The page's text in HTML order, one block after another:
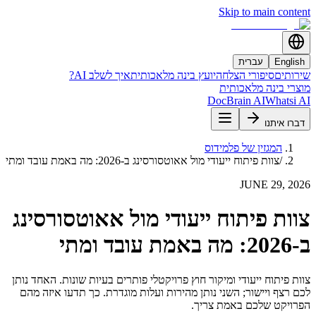
Skip to main content
English עברית
שירותיםסיפורי הצלחהיועץ בינה מלאכותיתאיך לשלב AI?
מוצרי בינה מלאכותית
DocBrain AIWhatsi AI
דברו איתנו
המגזין של פלמידוס
/צוות פיתוח ייעודי מול אאוטסורסינג ב-2026: מה באמת עובד ומתי
JUNE 29, 2026
צוות פיתוח ייעודי מול אאוטסורסינג
ב-2026: מה באמת עובד ומתי
צוות פיתוח ייעודי ומיקור חוץ פרויקטלי פותרים בעיות שונות. האחד נותן
לכם רצף ויישור; השני נותן מהירות ועלות מוגדרת. כך תדעו איזה מהם
הפרויקט שלכם באמת צריך.